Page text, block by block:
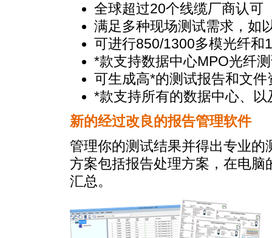
全球超过20个线缆厂商认可
满足多种现场测试需求，如
可进行850/1300多模光纤和
*款支持数据中心MPO光纤
可生成高*的测试报告和文件
*款支持所有的数据中心、以
新的经过改良的报告管理软件
管理你的测试结果并得出专业
方案包括报告处理方案，在电
汇总。